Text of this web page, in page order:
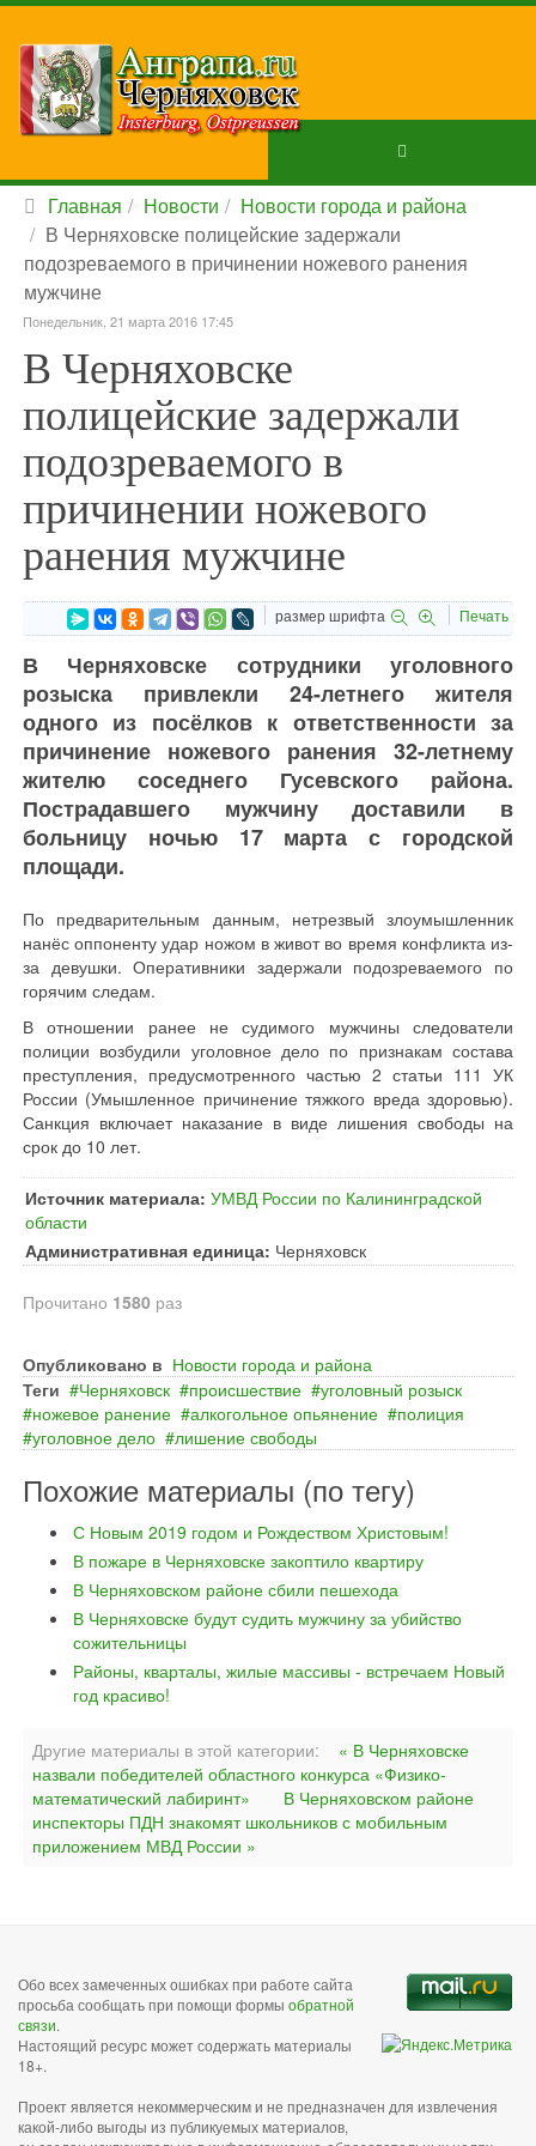
Главная Новости
Новости города и района
В Черняховске полицейские задержали
подозреваемого в причинении ножевого ранения
мужчине
Понедельник, 21 марта 2016 17:45
В Черняховске
полицейские задержали
подозреваемого в
причинении ножевого
ранения мужчине
размер шрифта Печать
В Черняховске сотрудники уголовного
розыска привлекли 24-летнего жителя
одного из посёлков к ответственности за
причинение ножевого ранения 32-летнему
жителю соседнего Гусевского района.
Пострадавшего мужчину доставили в
больницу ночью 17 марта с городской
площади.
По предварительным данным, нетрезвый злоумышленник
нанёс оппоненту удар ножом в живот во время конфликта из-
за девушки. Оперативники задержали подозреваемого по
горячим следам.
В отношении ранее не судимого мужчины следователи
полиции возбудили уголовное дело по признакам состава
преступления, предусмотренного частью 2 статьи 111 УК
России (Умышленное причинение тяжкого вреда здоровью).
Санкция включает наказание в виде лишения свободы на
срок до 10 лет.
Источник материала: УМВД России по Калининградской
области
Административная единица: Черняховск
Прочитано 1580 раз
Опубликовано в Новости города и района
Теги
Черняховск происшествие
уголовный розыск
ножевое ранение
алкогольное опьянение
полиция
уголовное дело
лишение свободы
Похожие материалы (по тегу)
С Новым 2019 годом и Рождеством Христовым!
В пожаре в Черняховске закоптило квартиру
В Черняховском районе сбили пешехода
В Черняховске будут судить мужчину за убийство
сожительницы
Районы, кварталы, жилые массивы - встречаем Новый
год красиво!
Другие материалы в этой категории:
« В Черняховске
назвали победителей областного конкурса «Физико-
математический лабиринт»
В Черняховском районе
инспекторы ПДН знакомят школьников с мобильным
приложением МВД России »
Обо всех замеченных ошибках при работе сайта
просьба сообщать при помощи формы обратной
связи.
Настоящий ресурс может содержать материалы
18+.
Проект является некоммерческим и не предназначен для извлечения
какой-либо выгоды из публикуемых материалов,